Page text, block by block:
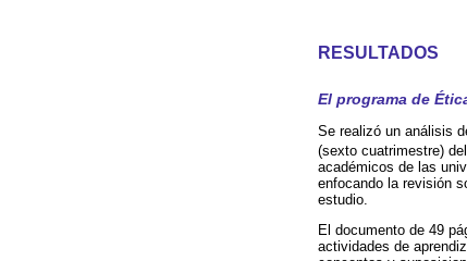
RESULTADOS
El programa de
Se realizó un análisis
(sexto cuatrimestre)
académicos de las
enfocando la revisión
estudio.
El documento de 49
actividades de